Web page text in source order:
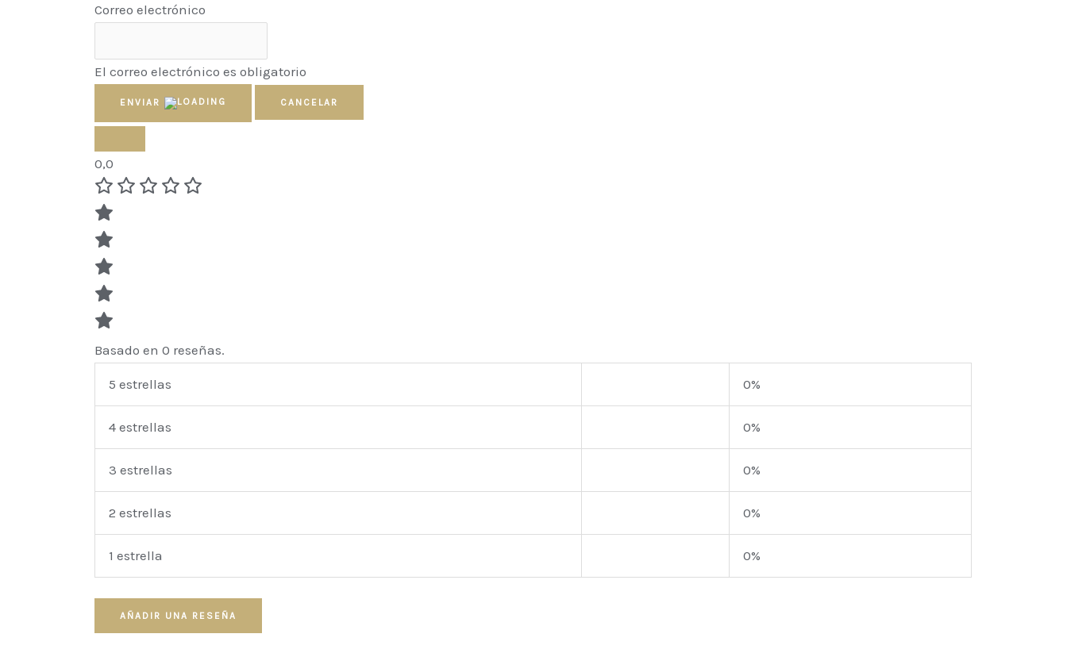
Correo electrónico
El correo electrónico es obligatorio
ENVIAR CANCELAR
0,0
Basado en 0 reseñas.
5 estrellas 0%
4 estrellas 0%
3 estrellas 0%
2 estrellas 0%
1 estrella 0%
AÑADIR UNA RESEÑA